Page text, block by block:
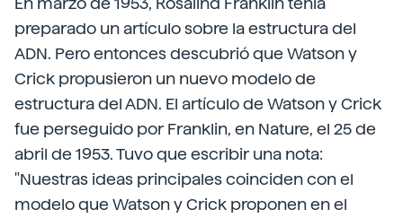
preparado un artículo sobre la estructura del
ADN. Pero entonces descubrió que Watson y
Crick propusieron un nuevo modelo de
estructura del ADN. El artículo de Watson y Crick
fue perseguido por Franklin, en Nature, el 25 de
abril de 1953. Tuvo que escribir una nota:
"Nuestras ideas principales coinciden con el
modelo que Watson y Crick proponen en el